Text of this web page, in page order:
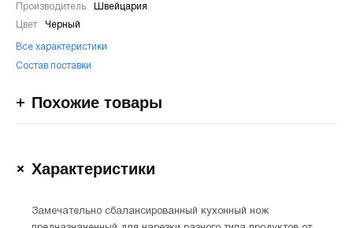
Производитель Швейцария
Цвет Черный
Все характеристики
Состав поставки
Похожие товары
Характеристики
Замечательно сбалансированный кухонный нож